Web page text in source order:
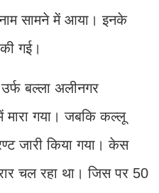
सामने में आया। इनके
गई।
बल्ला अलीनगर
मारा गया। जबकि कल्लू
जारी किया गया। केस
चल रहा था। जिस पर 50